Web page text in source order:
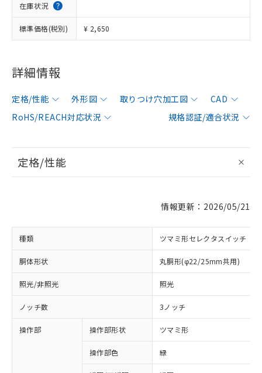
在庫状況
標準価格(税別) ¥ 2,650
詳細情報
定格/性能 外形図 取りつけ穴加工図
CAD
RoHS/REACH対応状況
規格認証/適合状況
定格/性能
情報更新：2026/05/21
種類 ツマミ形セレクタスイッチ
胴体形状 丸胴形(φ22/25mm共用)
照光/非照光 照光
ノッチ数 3ノッチ
操作部 操作部形状 ツマミ形
操作部色 緑